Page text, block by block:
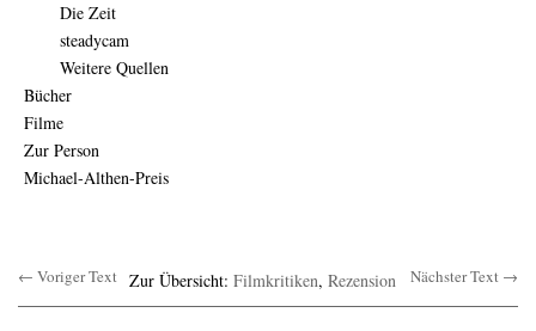
Die Zeit
steadycam
Weitere Quellen
Bücher
Filme
Zur Person
Michael-Althen-Preis
← Voriger Text Zur Übersicht: Filmkritiken, Rezension Nächster Text →